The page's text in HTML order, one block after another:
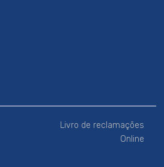
Livro de reclamações
Online